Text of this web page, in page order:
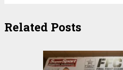
Related Posts